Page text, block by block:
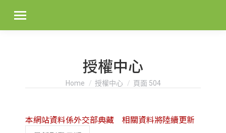
授權中心
You are here:
Home 授權中心 頁面 504
本網站資料係外交部典藏 相關資料將陸續更新